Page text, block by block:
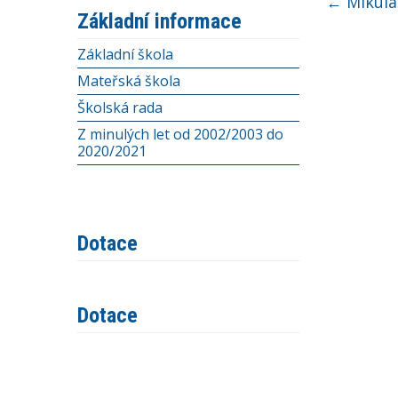
Základní informace
Základní škola
Mateřská škola
Školská rada
Z minulých let od 2002/2003 do
2020/2021
Dotace
Dotace